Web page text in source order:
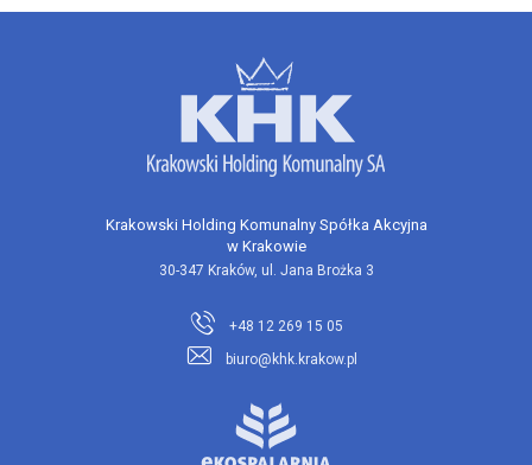
Krakowski Holding Komunalny Spółka Akcyjna
w Krakowie
30-347 Kraków, ul. Jana Brożka 3
+48 12 269 15 05
biuro@khk.krakow.pl